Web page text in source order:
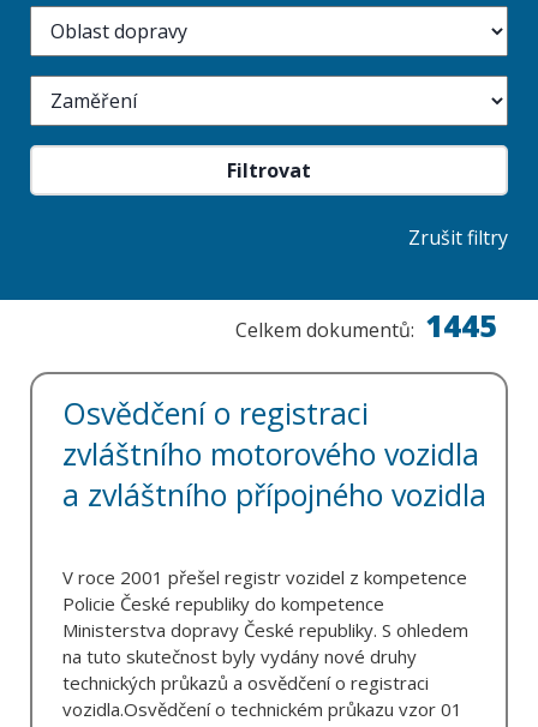
Zrušit filtry
Osvědčení o registraci
zvláštního motorového vozidla
a zvláštního přípojného vozidla
V roce 2001 přešel registr vozidel z kompetence
Policie České republiky do kompetence
Ministerstva dopravy České republiky. S ohledem
na tuto skutečnost byly vydány nové druhy
technických průkazů a osvědčení o registraci
vozidla.Osvědčení o technickém průkazu vzor 01
Celkem dokumentů: 1445